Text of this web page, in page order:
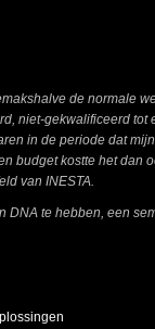
de normale
niet-gekwalificeerd tot
in de periode dat
budget kostte het dan
van INESTA.
DNA te hebben, een